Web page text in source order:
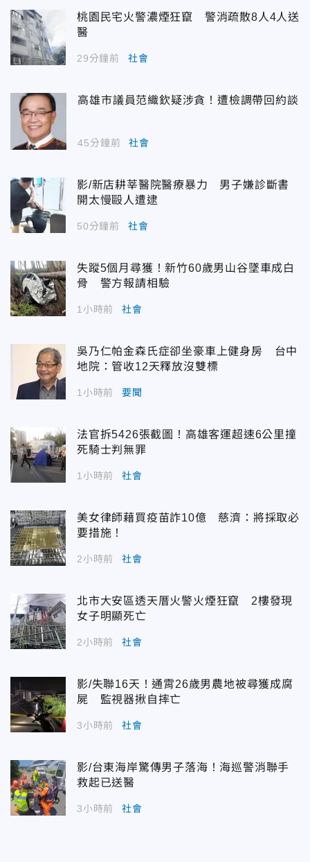
桃園民宅火警濃煙狂竄 警消疏散8人4人送
醫
29分鐘前 社會
高雄市議員范織欽疑涉貪！遭檢調帶回約談
45分鐘前 社會
影/新店耕莘醫院醫療暴力 男子嫌診斷書
開太慢毆人遭逮
50分鐘前 社會
失蹤5個月尋獲！新竹60歲男山谷墜車成白
骨 警方報請相驗
1小時前 社會
吳乃仁帕金森氏症卻坐豪車上健身房 台中
地院：管收12天釋放沒雙標
1小時前 要聞
法官拆5426張截圖！高雄客運超速6公里撞
死騎士判無罪
1小時前 社會
美女律師藉買疫苗詐10億 慈濟：將採取必
要措施！
2小時前 社會
北市大安區透天厝火警火煙狂竄 2樓發現
女子明顯死亡
2小時前 社會
影/失聯16天！通霄26歲男農地被尋獲成腐
屍 監視器揪自摔亡
3小時前 社會
影/台東海岸驚傳男子落海！海巡警消聯手
救起已送醫
3小時前 社會